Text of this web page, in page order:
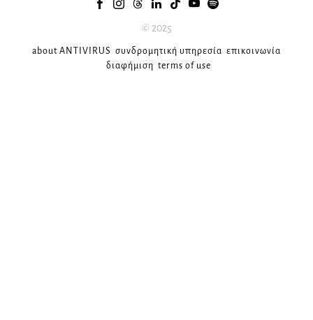
© 2025
about ANTIVIRUS συνδρομητική υπηρεσία επικοινωνία
διαφήμιση terms of use